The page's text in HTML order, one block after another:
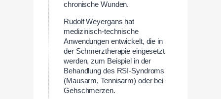
chronische Wunden.
Rudolf Weyergans hat
medizinisch-technische
Anwendungen entwickelt, die in
der Schmerztherapie eingesetzt
werden, zum Beispiel in der
Behandlung des RSI-Syndroms
(Mausarm, Tennisarm) oder bei
Gehschmerzen.